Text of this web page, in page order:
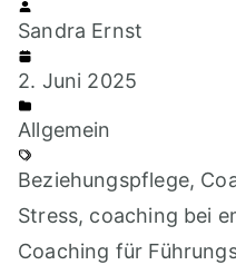
Sandra Ernst
2. Juni 2025
Allgemein
Beziehungspflege,
Stress, coaching bei
Coaching für